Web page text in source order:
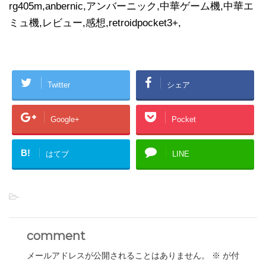
rg405m,anbernic,アンバーニック,中華ゲーム機,中華エ
ミュ機,レビュー,感想,retroidpocket3+,
Twitter シェア
Google+ Pocket
B! はてブ LINE
-
comment
メールアドレスが公開されることはありません。 ※ が付